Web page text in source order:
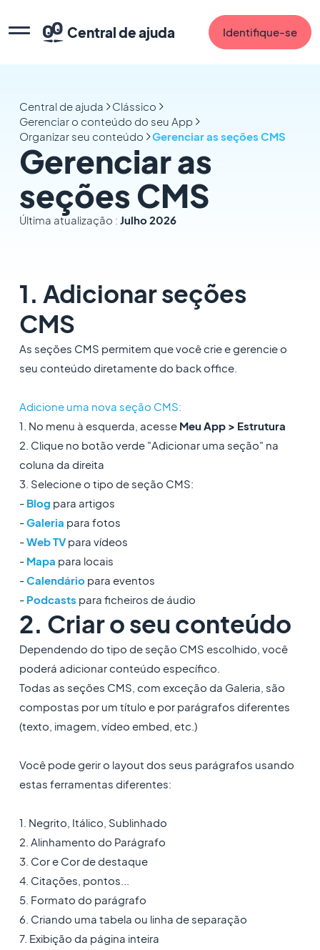
Central de ajuda Identifique-se
Central de ajuda
Clássico
Gerenciar o conteúdo do seu App
Organizar seu conteúdo
Gerenciar as seções CMS
Gerenciar as
seções CMS
Última atualização : Julho 2026
1. Adicionar seções
CMS
As seções CMS permitem que você crie e gerencie o
seu conteúdo diretamente do back office.
Adicione uma nova seção CMS:
1. No menu à esquerda, acesse Meu App > Estrutura
2. Clique no botão verde "Adicionar uma seção" na
coluna da direita
3. Selecione o tipo de seção CMS:
- Blog para artigos
-Galeria para fotos
-Web TVpara vídeos
- Mapa para locais
-Calendáriopara eventos
- Podcasts para ficheiros de áudio
2. Criar o seu conteúdo
Dependendo do tipo de seção CMS escolhido, você
poderá adicionar conteúdo específico.
Todas as seções CMS, com exceção da Galeria, são
compostas por um título e por parágrafos diferentes
(texto, imagem, vídeo embed, etc.)
Você pode gerir o layout dos seus parágrafos usando
estas ferramentas diferentes:
1. Negrito, Itálico, Sublinhado
2. Alinhamento do Parágrafo
3. Cor e Cor de destaque
4. Citações, pontos...
5. Formato do parágrafo
6. Criando uma tabela ou linha de separação
7. Exibição da página inteira